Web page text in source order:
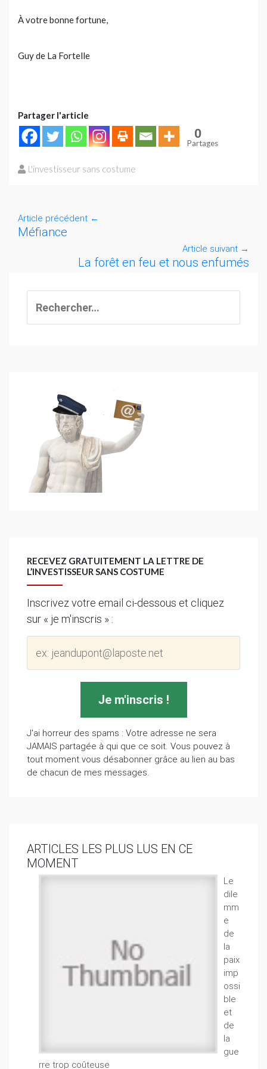
À votre bonne fortune,
Guy de La Fortelle
Partager l'article
0
Partages
L'investisseur sans costume
Article précédent ←
Méfiance
Article suivant →
La forêt en feu et nous enfumés
RECEVEZ GRATUITEMENT LA LETTRE DE
L’INVESTISSEUR SANS COSTUME
Inscrivez votre email ci-dessous et cliquez
sur « je m'inscris » :
J'ai horreur des spams : Votre adresse ne sera
JAMAIS partagée à qui que ce soit. Vous pouvez à
tout moment vous désabonner grâce au lien au bas
de chacun de mes messages.
ARTICLES LES PLUS LUS EN CE
MOMENT
Le
dile
mm
e
de
la
paix
imp
ossi
ble
et
de
la
gue
rre trop coûteuse